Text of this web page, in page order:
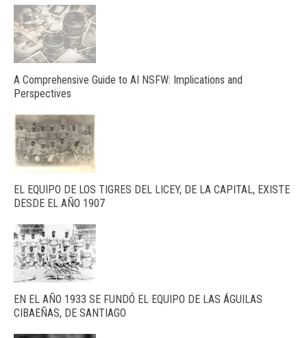
A Comprehensive Guide to AI NSFW: Implications and
Perspectives
EL EQUIPO DE LOS TIGRES DEL LICEY, DE LA CAPITAL, EXISTE
DESDE EL AÑO 1907
EN EL AÑO 1933 SE FUNDÓ EL EQUIPO DE LAS ÁGUILAS
CIBAEÑAS, DE SANTIAGO